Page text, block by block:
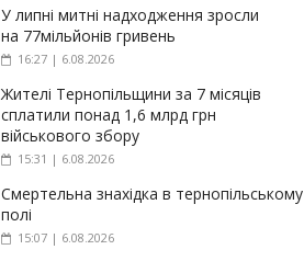
У липні митні надходження зросли
на 77мільйонів гривень
16:27 | 6.08.2026
Жителі Тернопільщини за 7 місяців
сплатили понад 1,6 млрд грн
військового збору
15:31 | 6.08.2026
Смертельна знахідка в тернопільському
полі
15:07 | 6.08.2026